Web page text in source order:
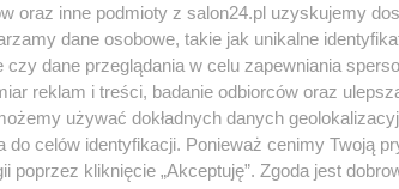
oraz inne podmioty z salon24.pl uzyskujemy
dane osobowe, takie jak unikalne
czy dane przeglądania w celu zapewniania
reklam i treści, badanie odbiorców oraz
używać dokładnych danych
celów identyfikacji. Ponieważ cenimy Twoją
poprzez kliknięcie „Akceptuję”. Zgoda jest